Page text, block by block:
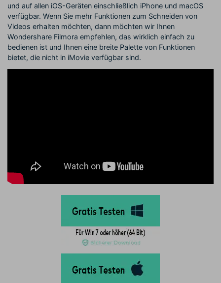
und auf allen iOS-Geräten einschließlich iPhone und macOS
verfügbar. Wenn Sie mehr Funktionen zum Schneiden von
Videos erhalten möchten, dann möchten wir Ihnen
Wondershare Filmora empfehlen, das wirklich einfach zu
bedienen ist und Ihnen eine breite Palette von Funktionen
bietet, die nicht in iMovie verfügbar sind.